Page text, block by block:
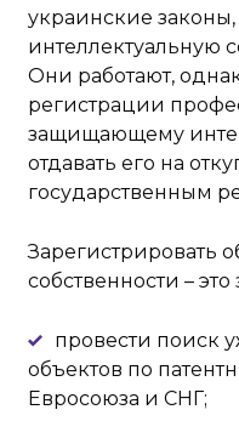
украинские
интеллектуальную
Они работают,
регистрации
защищающему
отдавать его на
государственным
Зарегистрировать
собственности – это
провести поиск
объектов по
Евросоюза и СНГ;